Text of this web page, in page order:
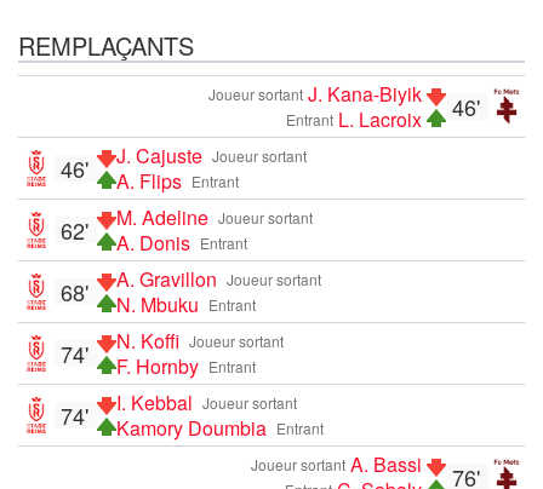
REMPLAÇANTS
46'
Joueur sortant J. Kana-Biyik
Entrant L. Lacroix
Joueur sortant
J. Cajuste
Entrant
A. Flips
46'
Joueur sortant
M. Adeline
Entrant
A. Donis
62'
Joueur sortant
A. Gravillon
Entrant
N. Mbuku
68'
Joueur sortant
N. Koffi
Entrant
F. Hornby
74'
Joueur sortant
I. Kebbal
Entrant
Kamory Doumbia
74'
76'
Joueur sortant A. Bassi